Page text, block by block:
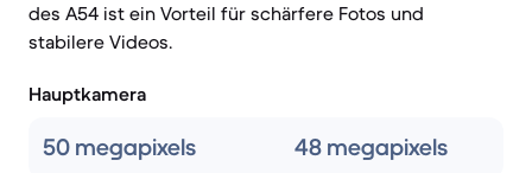
des A54 ist ein Vorteil für schärfere Fotos und
stabilere Videos.
Hauptkamera
50 megapixels 48 megapixels